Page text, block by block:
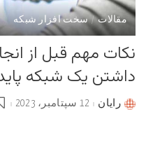
مقالات سخت افزار شبکه
نکات مهم قبل از
داشتن یک شبکه
Postedرایان 12 سپتامبر، 2023